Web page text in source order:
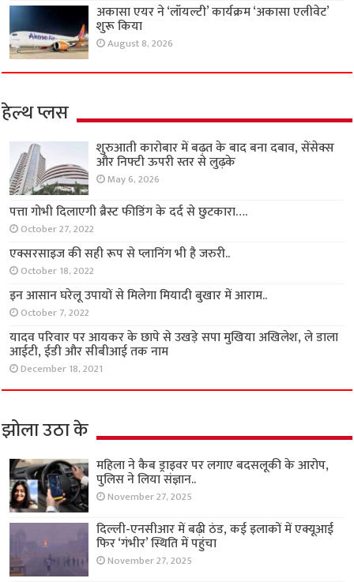
अकासा एयर ने ‘लॉयल्टी’ कार्यक्रम ‘अकासा एलीवेट’
शुरू किया
August 8, 2026
हेल्थ प्लस
शुरुआती कारोबार में बढ़त के बाद बना दबाव, सेंसेक्स
और निफ्टी ऊपरी स्तर से लुढ़के
May 6, 2026
पत्ता गोभी दिलाएगी ब्रैस्ट फीडिंग के दर्द से छुटकारा….
October 27, 2022
एक्सरसाइज की सही रूप से प्लानिंग भी है जरुरी..
October 18, 2022
इन आसान घरेलू उपायों से मिलेगा मियादी बुखार में आराम..
October 7, 2022
यादव परिवार पर आयकर के छापे से उखड़े सपा मुखिया अखिलेश, ले डाला
आईटी, ईडी और सीबीआई तक नाम
December 18, 2021
झोला उठा के
महिला ने कैब ड्राइवर पर लगाए बदसलूकी के आरोप,
पुलिस ने लिया संज्ञान..
November 27, 2025
दिल्ली-एनसीआर में बढ़ी ठंड, कई इलाकों में एक्यूआई
फिर ‘गंभीर’ स्थिति में पहुंचा
November 27, 2025